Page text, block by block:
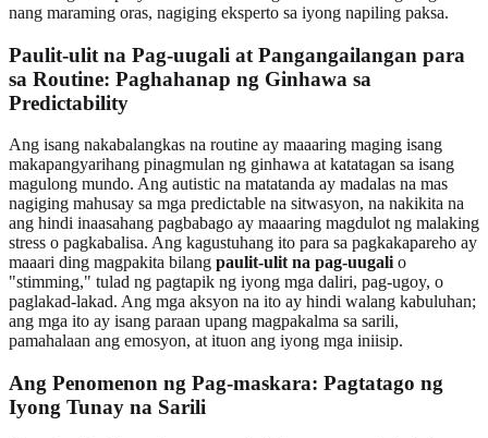
nang maraming oras, nagiging eksperto sa iyong napiling paksa.
Paulit-ulit na Pag-uugali at Pangangailangan para
sa Routine: Paghahanap ng Ginhawa sa
Predictability
Ang isang nakabalangkas na routine ay maaaring maging isang
makapangyarihang pinagmulan ng ginhawa at katatagan sa isang
magulong mundo. Ang autistic na matatanda ay madalas na mas
nagiging mahusay sa mga predictable na sitwasyon, na nakikita na
ang hindi inaasahang pagbabago ay maaaring magdulot ng malaking
stress o pagkabalisa. Ang kagustuhang ito para sa pagkakapareho ay
maaari ding magpakita bilang paulit-ulit na pag-uugali o
"stimming," tulad ng pagtapik ng iyong mga daliri, pag-ugoy, o
paglakad-lakad. Ang mga aksyon na ito ay hindi walang kabuluhan;
ang mga ito ay isang paraan upang magpakalma sa sarili,
pamahalaan ang emosyon, at ituon ang iyong mga iniisip.
Ang Penomenon ng Pag-maskara: Pagtatago ng
Iyong Tunay na Sarili